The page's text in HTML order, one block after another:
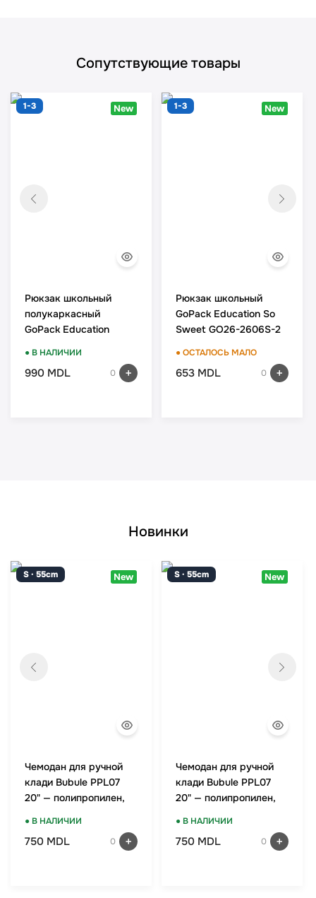
Сопутствующие товары
1-3 New
Рюкзак школьный
полукаркасный
GoPack Education
● В НАЛИЧИИ
990 MDL 0
1-3 New
Рюкзак школьный
GoPack Education So
Sweet GO26-2606S-2
● ОСТАЛОСЬ МАЛО
653 MDL 0
Новинки
S · 55cm New
Чемодан для ручной
клади Bubule PPL07
20" — полипропилен,
● В НАЛИЧИИ
750 MDL 0
S · 55cm New
Чемодан для ручной
клади Bubule PPL07
20" — полипропилен,
● В НАЛИЧИИ
750 MDL 0